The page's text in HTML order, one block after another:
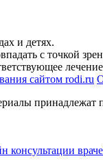
и детях.
с точкой
сайтом rodi.ru
принадлежат
консультации